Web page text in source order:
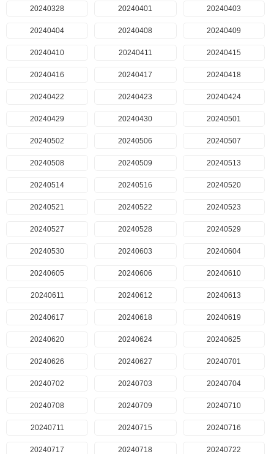
20240328 20240401 20240403
20240404 20240408 20240409
20240410 20240411 20240415
20240416 20240417 20240418
20240422 20240423 20240424
20240429 20240430 20240501
20240502 20240506 20240507
20240508 20240509 20240513
20240514 20240516 20240520
20240521 20240522 20240523
20240527 20240528 20240529
20240530 20240603 20240604
20240605 20240606 20240610
20240611 20240612 20240613
20240617 20240618 20240619
20240620 20240624 20240625
20240626 20240627 20240701
20240702 20240703 20240704
20240708 20240709 20240710
20240711 20240715 20240716
20240717 20240718 20240722